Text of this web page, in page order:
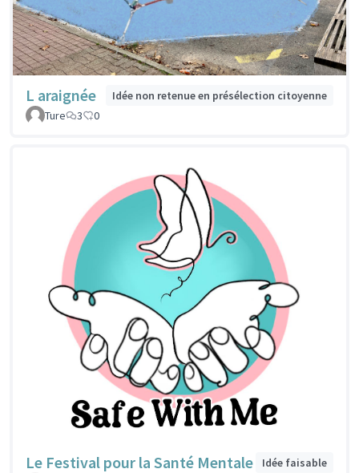
L araignée
Idée non retenue en présélection citoyenne
Ture
3 0
Le Festival pour la Santé Mentale
Idée faisable